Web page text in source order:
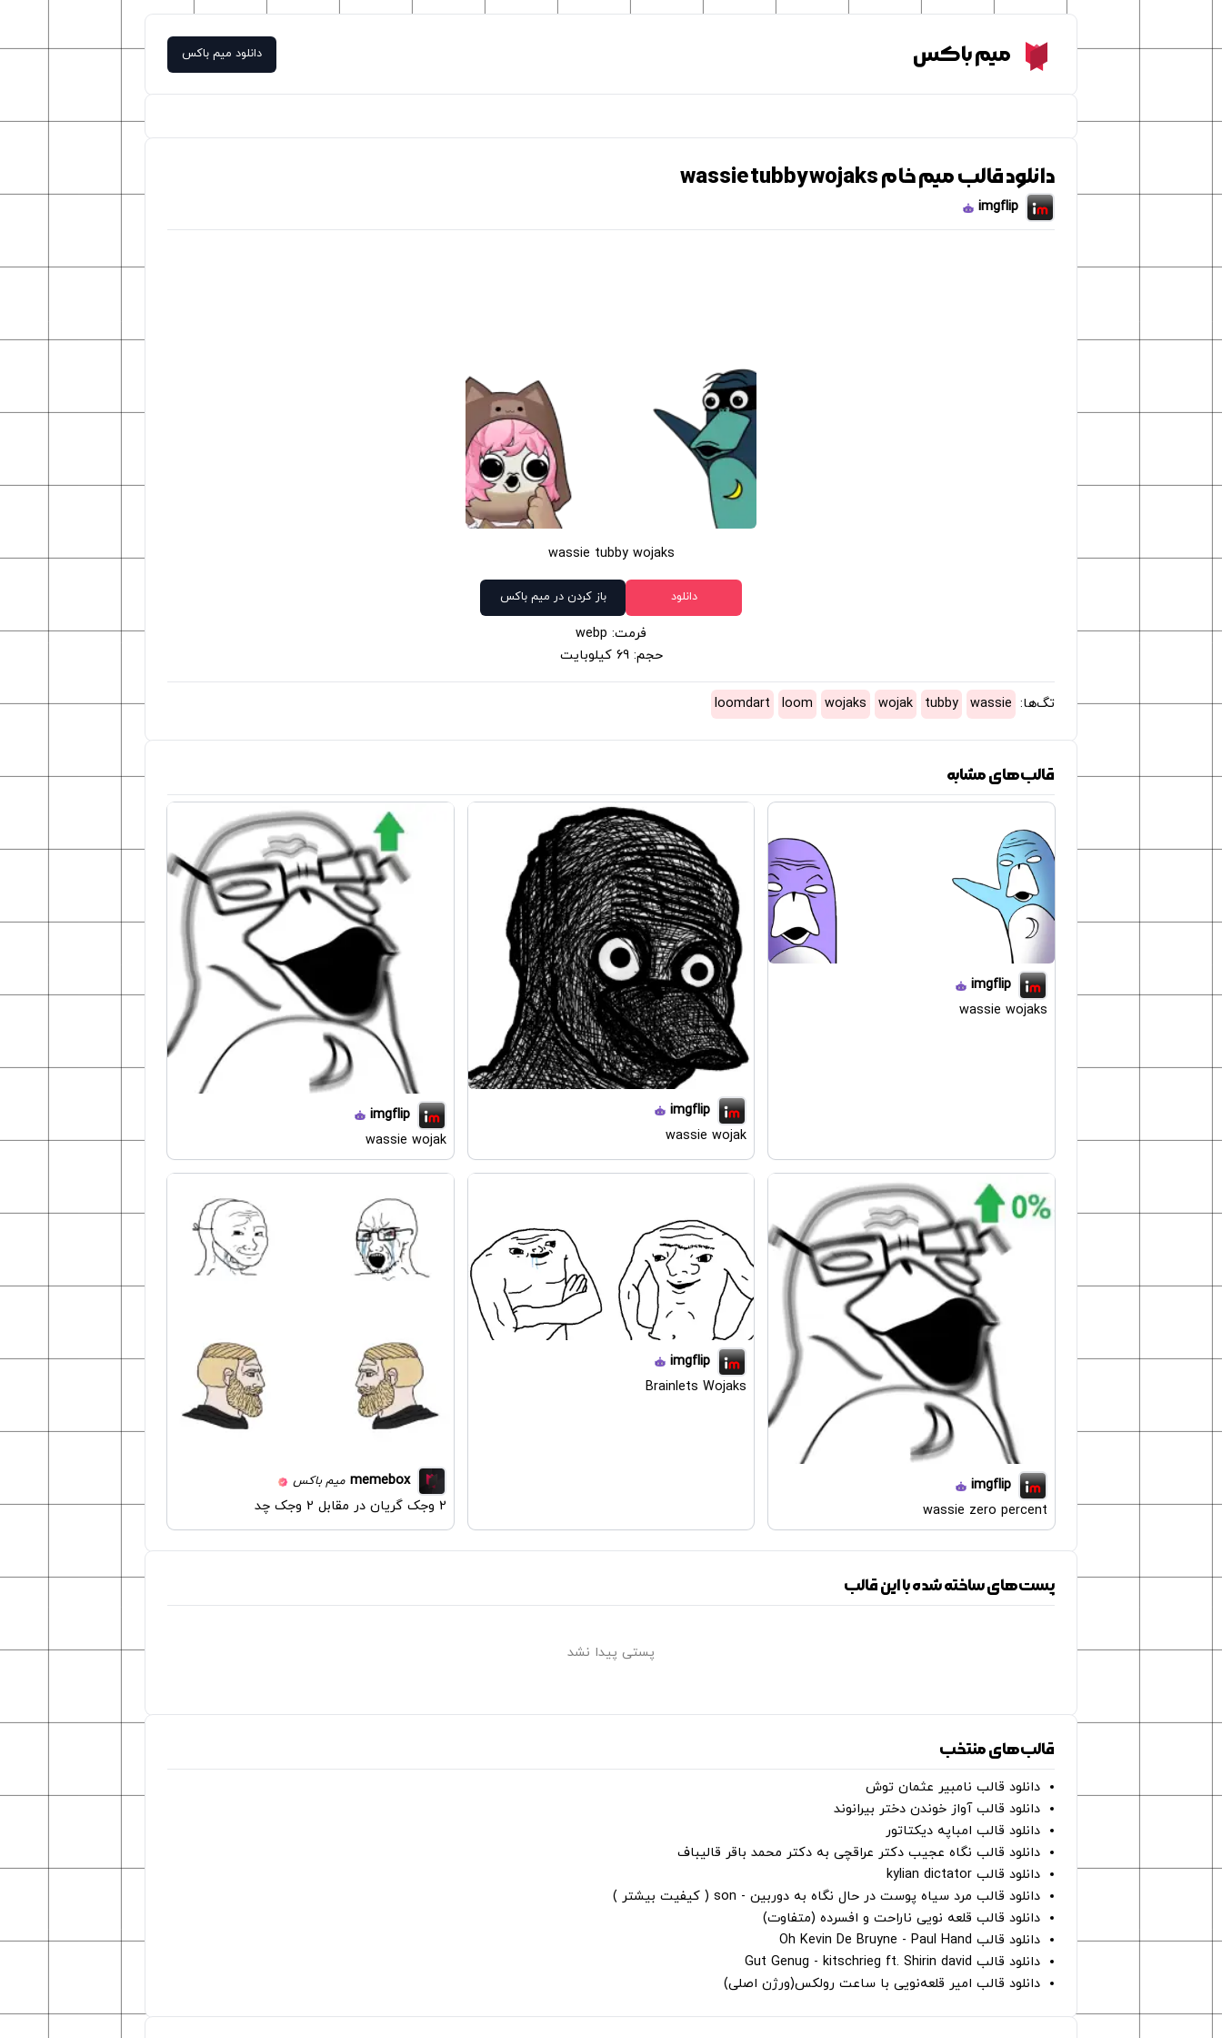
Meme Boxمیم باکس دانلود میم باکس
دانلود قالب میم خام wassie tubby wojaks
imgflip
wassie tubby wojaks
دانلود باز کردن در میم باکس
فرمت: webp
حجم: 69 کیلوبایت
تگ‌ها: wassie
tubby
wojak
wojaks
loom
loomdart
قالب‌های مشابه
imgflip
wassie wojaks
imgflip
wassie wojak
imgflip
wassie wojak
imgflip
wassie zero percent
imgflip
Brainlets Wojaks
memebox میم باکس
2 وجک گریان در مقابل 2 وجک چد
پست‌های ساخته شده با این قالب
پستی پیدا نشد
قالب‌های منتخب
دانلود قالب نامبیر عثمان ‌توش
دانلود قالب آواز خوندن دختر بیرانوند
دانلود قالب امباپه دیکتاتور
دانلود قالب نگاه عجیب دکتر عراقچی به دکتر محمد باقر قالیباف
دانلود قالب kylian dictator
دانلود قالب مرد سیاه پوست در حال نگاه به دوربین - son ( کیفیت بیشتر )
دانلود قالب قلعه نویی ناراحت و افسرده (متفاوت)
دانلود قالب Oh Kevin De Bruyne - Paul Hand
دانلود قالب Gut Genug - kitschrieg ft. Shirin david
دانلود قالب امیر قلعه‌نویی با ساعت رولکس(ورژن اصلی)